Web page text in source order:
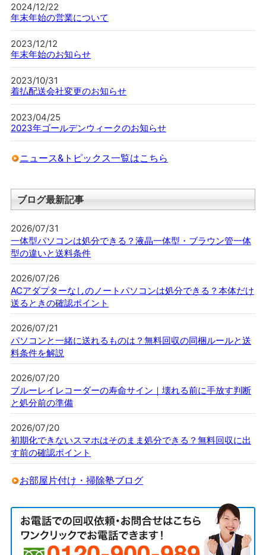
2024/12/22
年末年始の営業について
2023/12/12
年末年始のお知らせ
2023/10/31
着払配送会社変更のお知らせ
2023/04/25
2023年ゴールデンウィークのお知らせ
ニュース&トピックス一覧はこちら
ブログ最新記事
2026/07/31
一体型パソコンは処分できる？液晶一体型・ブラウン管一体
型の違いと送料条件
2026/07/26
ACアダプターなしのノートパソコンは処分できる？本体だけ
送るときの確認ポイント
2026/07/21
パソコンと一緒に送れるものは？無料回収の同梱ルールと送
料条件を解説
2026/07/20
ブルーレイレコーダーの寿命サイン｜壊れる前に手放す判断
と処分前の準備
2026/07/20
初期化できないスマホはそのまま処分できる？無料回収に出
す前の確認ポイント
お部屋片付け・掃除塾ブログ